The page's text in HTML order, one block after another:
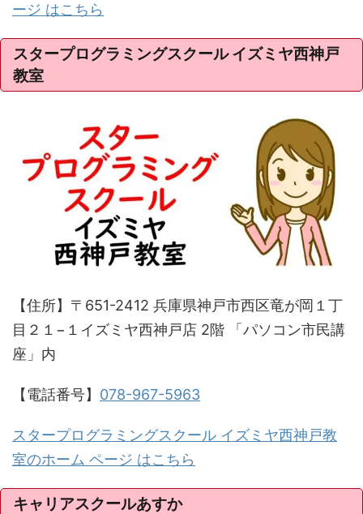
ージ はこちら
スタープログラミングスクール イズミヤ西神戸
教室
【住所】〒651-2412 兵庫県神戸市西区竜が岡１丁
目２１−１イズミヤ西神戸店 2階 「パソコン市民講
座」内
【電話番号】 078-967-5963
スタープログラミングスクール イズミヤ西神戸教
室のホーム ページ はこちら
キャリアスクールあすか